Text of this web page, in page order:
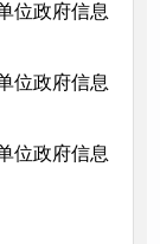
位政府信息
位政府信息
位政府信息